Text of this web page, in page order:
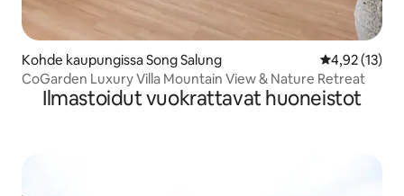
Kohde kaupungissa Song Salung
4,92 (13)
CoGarden Luxury Villa Mountain View & Nature Retreat
Ilmastoidut vuokrattavat huoneistot